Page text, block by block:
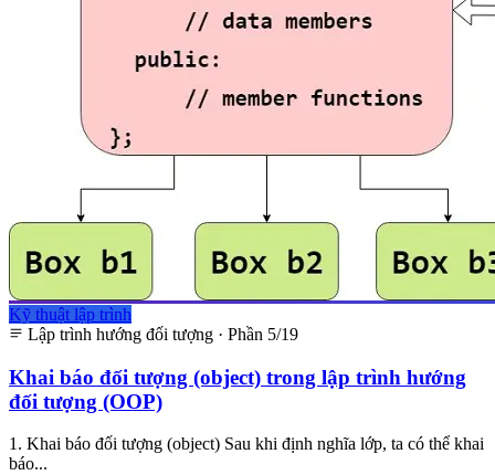
Kỹ thuật lập trình
Lập trình hướng đối tượng · Phần 5/19
Khai báo đối tượng (object) trong lập trình hướng
đối tượng (OOP)
1. Khai báo đối tượng (object) Sau khi định nghĩa lớp, ta có thể khai
báo...